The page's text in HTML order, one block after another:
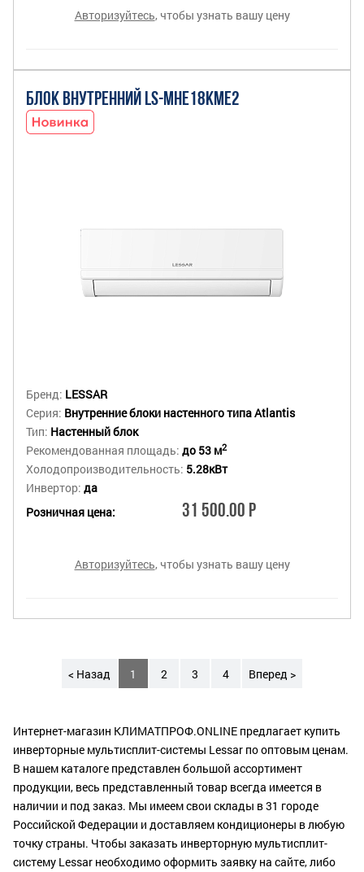
Авторизуйтесь, чтобы узнать вашу цену
БЛОК ВНУТРЕННИЙ LS-MHE18KME2
Бренд: LESSAR
Серия: Внутренние блоки настенного типа Atlantis
Тип: Настенный блок
Рекомендованная площадь: до 53 м2
Холодопроизводительность: 5.28кВт
Инвертор: да
Розничная цена:
31 500.00 Р
Авторизуйтесь, чтобы узнать вашу цену
< Назад 1 2 3 4 Вперед >
Интернет-магазин КЛИМАТПРОФ.ONLINE предлагает купить
инверторные мультисплит-системы Lessar по оптовым ценам.
В нашем каталоге представлен большой ассортимент
продукции, весь представленный товар всегда имеется в
наличии и под заказ. Мы имеем свои склады в 31 городе
Российской Федерации и доставляем кондиционеры в любую
точку страны. Чтобы заказать инверторную мультисплит-
систему Lessar необходимо оформить заявку на сайте, либо